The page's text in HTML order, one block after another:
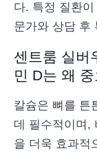
다. 특정 질환
문가와 상담 후
센트룸 실버
민 D는 왜
칼슘은 뼈를 튼
데 필수적이며,
을 더욱 효과적